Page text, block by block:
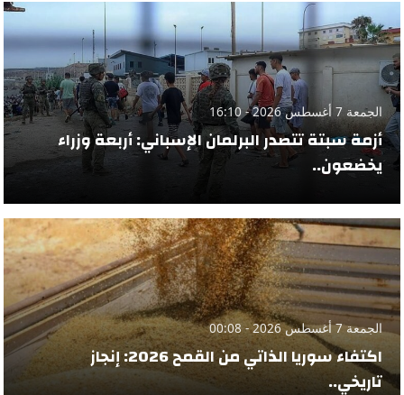
الجمعة 7 أغسطس 2026 - 16:10
أزمة سبتة تتصدر البرلمان الإسباني: أربعة وزراء
يخضعون..
الجمعة 7 أغسطس 2026 - 00:08
اكتفاء سوريا الذاتي من القمح 2026: إنجاز
تاريخي..